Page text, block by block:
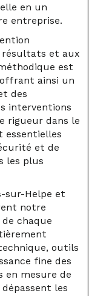
en un
entreprise.
résultats et aux
est
ainsi un
des
interventions
rigueur dans le
essentielles
et de
les plus
sur-Helpe et
notre
chaque
outils
fine des
en mesure de
les